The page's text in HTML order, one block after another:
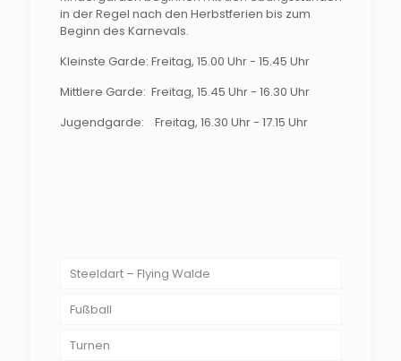
in der Regel nach den Herbstferien bis zum
Beginn des Karnevals.
Kleinste Garde: Freitag, 15.00 Uhr - 15.45 Uhr
Mittlere Garde: Freitag, 15.45 Uhr - 16.30 Uhr
Jugendgarde: Freitag, 16.30 Uhr - 17.15 Uhr
Steeldart – Flying Walde
Fußball
Jugendfußball
Turnen